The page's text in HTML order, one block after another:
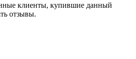
клиенты, купившие данный
отзывы.